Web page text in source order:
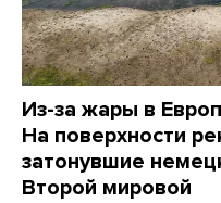
Из-за жары в
На поверхности
затонувшие
Второй мировой